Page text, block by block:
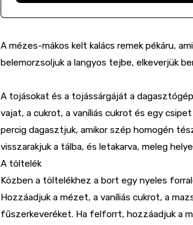
A mézes-mákos kelt kalács remek pékáru,
belemorzsoljuk a langyos tejbe, elkeverjük
A tojásokat és a tojássárgáját a
vajat, a cukrot, a vaníliás cukrot és egy
percig dagasztjuk, amikor szép homogén
visszarakjuk a tálba, és letakarva, meleg
A töltelék
Közben a töltelékhez a bort egy nyeles
Hozzáadjuk a mézet, a vaníliás cukrot, a
fűszerkeveréket. Ha felforrt, hozzáadjuk a